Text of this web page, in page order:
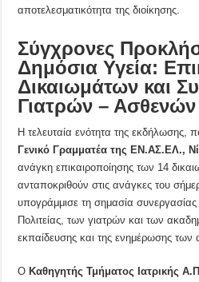
αποτελεσματικότητα της διοίκησης.
Σύγχρονες
Δημόσια Υγεία:
Δικαιωμάτων και
Γιατρών – Ασθενών
Η τελευταία ενότητα της εκδήλωσης,
Γενικό Γραμματέα της ΕΝ.ΑΣ.ΕΛ.,
ανάγκη επικαιροποίησης των 14
ανταποκριθούν στις ανάγκες του
υπογράμμισε τη σημασία
Πολιτείας, των γιατρών και των
εκπαίδευσης και της ενημέρωσης των
Ο Καθηγητής Τμήματος Ιατρικής